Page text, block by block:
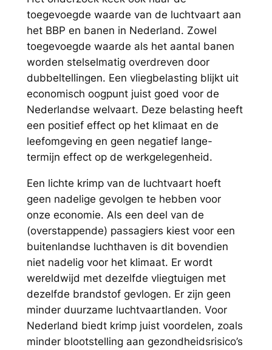
toegevoegde waarde van de luchtvaart aan
het BBP en banen in Nederland. Zowel
toegevoegde waarde als het aantal banen
worden stelselmatig overdreven door
dubbeltellingen. Een vliegbelasting blijkt uit
economisch oogpunt juist goed voor de
Nederlandse welvaart. Deze belasting heeft
een positief effect op het klimaat en de
leefomgeving en geen negatief lange-
termijn effect op de werkgelegenheid.
Een lichte krimp van de luchtvaart hoeft
geen nadelige gevolgen te hebben voor
onze economie. Als een deel van de
(overstappende) passagiers kiest voor een
buitenlandse luchthaven is dit bovendien
niet nadelig voor het klimaat. Er wordt
wereldwijd met dezelfde vliegtuigen met
dezelfde brandstof gevlogen. Er zijn geen
minder duurzame luchtvaartlanden. Voor
Nederland biedt krimp juist voordelen, zoals
minder blootstelling aan gezondheidsrisico’s